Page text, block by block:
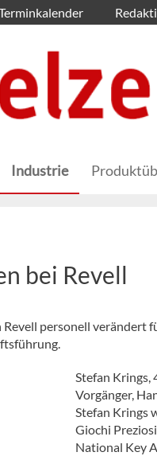
Industrie
bei Revell
Revell personell
Stefan Krings,
Vorgänger,
Stefan Krings
Giochi
National Key